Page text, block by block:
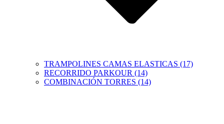
TRAMPOLINES CAMAS ELASTICAS (17)
RECORRIDO PARKOUR (14)
COMBINACIÓN TORRES (14)